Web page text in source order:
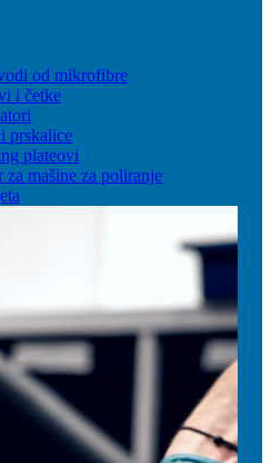
od mikrofibre
i četke
prskalice
plateovi
za mašine za poliranje